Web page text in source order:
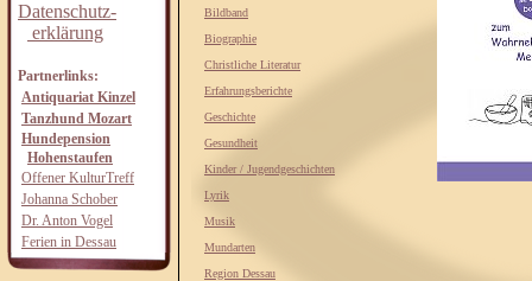
Datenschutz-
erklärung
Partnerlinks:
Antiquariat Kinzel
Tanzhund Mozart
Hundepension
Hohenstaufen
Offener KulturTreff
Johanna Schober
Dr. Anton Vogel
Ferien in Dessau
Bildband
Biographie
Christliche Literatur
Erfahrungsberichte
Geschichte
Gesundheit
Kinder / Jugendgeschichten
Lyrik
Musik
Mundarten
Region Dessau